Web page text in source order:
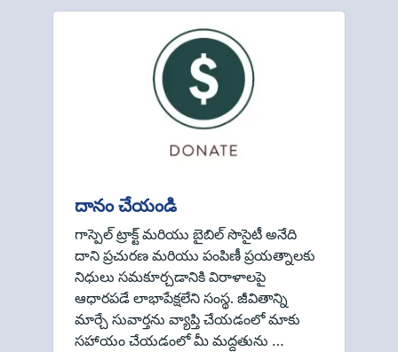
దానం చేయండి
గాస్పెల్ ట్రాక్ట్ మరియు బైబిల్ సొసైటీ అనేది
దాని ప్రచురణ మరియు పంపిణీ ప్రయత్నాలకు
నిధులు సమకూర్చడానికి విరాళాలపై
ఆధారపడే లాభాపేక్షలేని సంస్థ. జీవితాన్ని
మార్చే సువార్తను వ్యాప్తి చేయడంలో మాకు
సహాయం చేయడంలో మీ మద్దతును …